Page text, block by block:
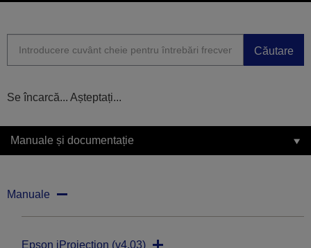
Căutare
Se încarcă... Așteptați...
Manuale și documentație
Manuale
Epson iProjection (v4.03)